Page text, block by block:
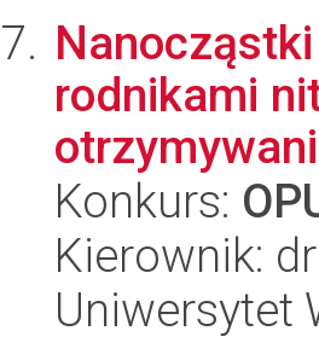
rodnikami
Konkurs:
Kierownik:
Uniwersytet